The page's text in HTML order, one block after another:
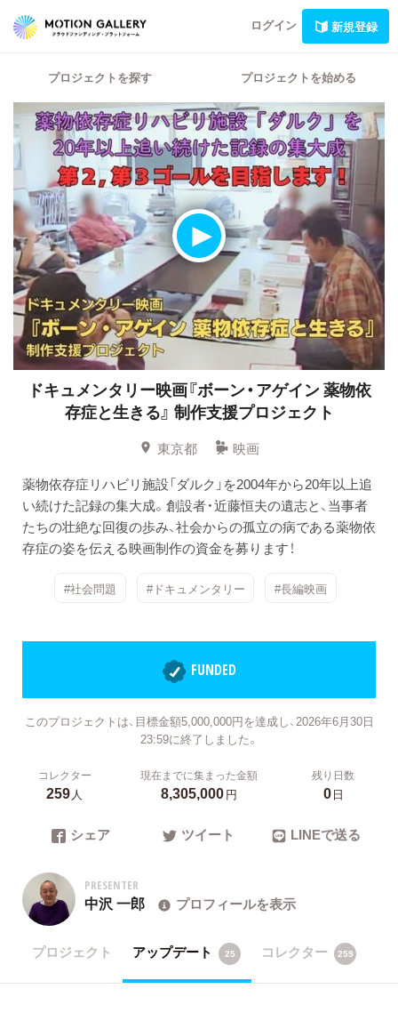
ログイン 新規登録
プロジェクトを探す プロジェクトを始める
ドキュメンタリー映画『ボーン・アゲイン 薬物依
存症と生きる』 制作支援プロジェクト
東京都
映画
薬物依存症リハビリ施設「ダルク」を2004年から20年以上追
い続けた記録の集大成。創設者・近藤恒夫の遺志と、当事者
たちの壮絶な回復の歩み、社会からの孤立の病である薬物依
存症の姿を伝える映画制作の資金を募ります！
#社会問題 #ドキュメンタリー #長編映画
FUNDED
このプロジェクトは、目標金額5,000,000円を達成し、2026年6月30日
23:59に終了しました。
コレクター
259人
現在までに集まった金額
8,305,000円
残り日数
0日
シェア ツイート LINEで送る
PRESENTER
中沢 一郎 プロフィールを表示
プロジェクト アップデート 25 コレクター 259